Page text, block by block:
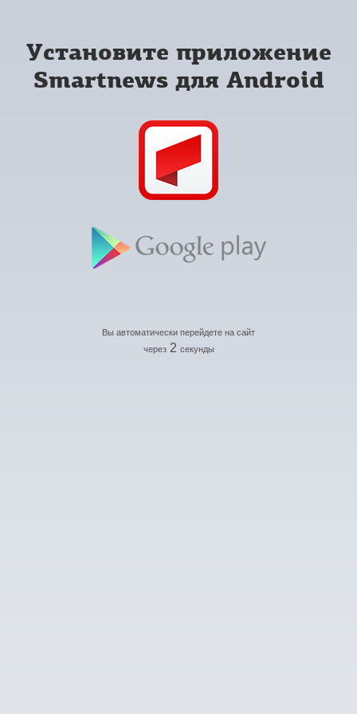
Установите приложение
Smartnews для Android
Вы автоматически перейдете на сайт
через 2 секунды